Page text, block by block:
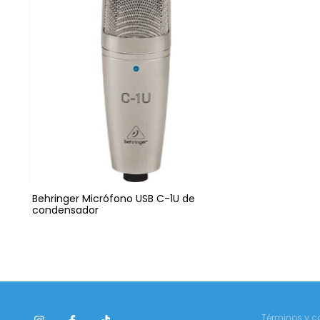
Behringer Micrófono USB C-1U de
condensador
Términos y